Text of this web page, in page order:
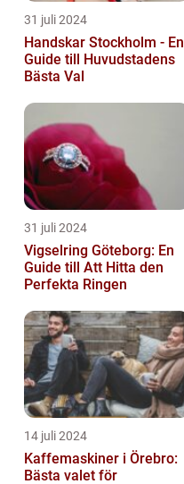
31 juli 2024
Handskar Stockholm - En
Guide till Huvudstadens
Bästa Val
31 juli 2024
Vigselring Göteborg: En
Guide till Att Hitta den
Perfekta Ringen
14 juli 2024
Kaffemaskiner i Örebro:
Bästa valet för